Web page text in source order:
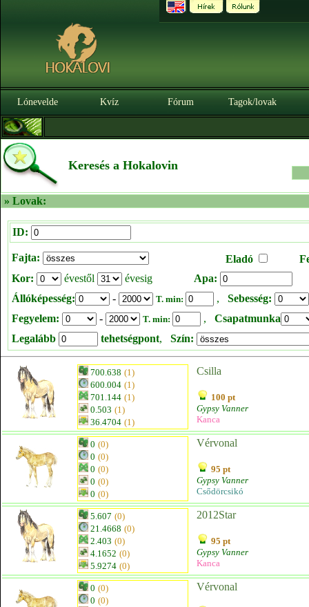
Lónevelde Kvíz Fórum Tagok/lovak
Keresés a Hokalovin
» Lovak:
ID:
Fajta: Eladó
Kor:
évestől évesig
Apa:
Állóképesség:
- T. min: , Sebesség:
Fegyelem:
- T. min: , Csapatmunka
Legalább
tehetségpont, Szín:
700.638 (1)
600.004 (1)
701.144 (1)
0.503 (1)
36.4704 (1)
Csilla
100 pt
Gypsy Vanner
Kanca
0 (0)
0 (0)
0 (0)
0 (0)
0 (0)
Vérvonal
95 pt
Gypsy Vanner
Csődörcsikó
5.607 (0)
21.4668 (0)
2.403 (0)
4.1652 (0)
5.9274 (0)
2012Star
95 pt
Gypsy Vanner
Kanca
0 (0)
0 (0)
Vérvonal